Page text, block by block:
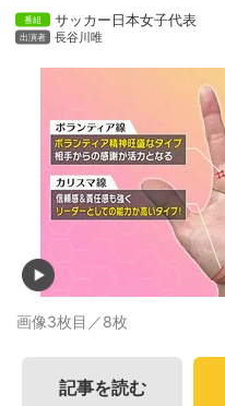
サッカー日本女子代表
長谷川唯
画像3枚目／8枚
記事を読む